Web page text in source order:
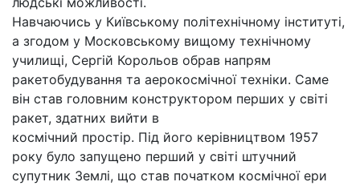
Навчаючись у Київському політехнічному інституті,
а згодом у Московському вищому технічному
училищі, Сергій Корольов обрав напрям
ракетобудування та аерокосмічної техніки. Саме
він став головним конструктором перших у світі
ракет, здатних вийти в
космічний простір. Під його керівництвом 1957
року було запущено перший у світі штучний
супутник Землі, що став початком космічної ери